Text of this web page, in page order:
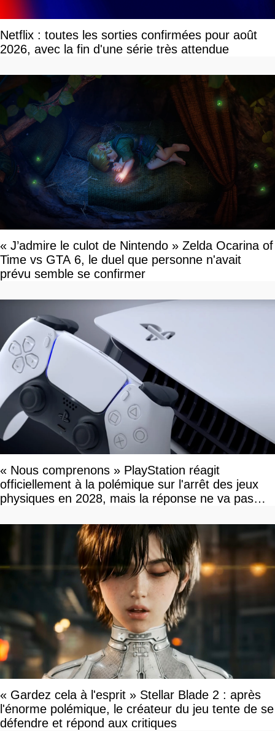
Netflix : toutes les sorties confirmées pour août
2026, avec la fin d'une série très attendue
« J’admire le culot de Nintendo » Zelda Ocarina of
Time vs GTA 6, le duel que personne n'avait
prévu semble se confirmer
« Nous comprenons » PlayStation réagit
officiellement à la polémique sur l'arrêt des jeux
physiques en 2028, mais la réponse ne va pas
« Gardez cela à l'esprit » Stellar Blade 2 : après
l'énorme polémique, le créateur du jeu tente de se
défendre et répond aux critiques